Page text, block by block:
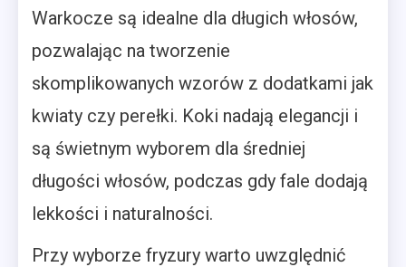
Warkocze są idealne dla długich włosów,
pozwalając na tworzenie
skomplikowanych wzorów z dodatkami jak
kwiaty czy perełki. Koki nadają elegancji i
są świetnym wyborem dla średniej
długości włosów, podczas gdy fale dodają
lekkości i naturalności.
Przy wyborze fryzury warto uwzględnić